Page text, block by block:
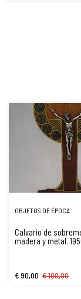
OBJETOS DE ÉPOCA
Calvario de
madera y metal.
€ 90,00 € 100,00